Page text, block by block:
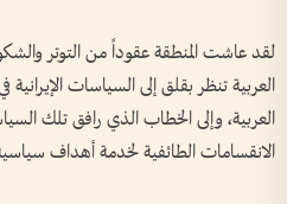
لقد عاشت المنطقة عقوداً من التوتر
العربية تنظر بقلق إلى السياسات
العربية، وإلى الخطاب الذي رافق تلك
الانقسامات الطائفية لخدمة أهداف